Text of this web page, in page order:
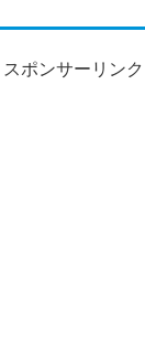
スポンサーリンク